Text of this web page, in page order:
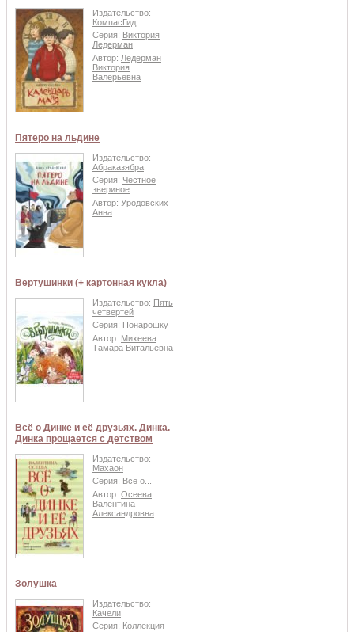
Издательство:
КомпасГид
Серия: Виктория
Ледерман
Автор: Ледерман
Виктория
Валерьевна
Пятеро на льдине
Издательство:
Абраказябра
Серия: Честное
звериное
Автор: Уродовских
Анна
Вертушинки (+ картонная кукла)
Издательство: Пять
четвертей
Серия: Понарошку
Автор: Михеева
Тамара Витальевна
Всё о Динке и её друзьях. Динка.
Динка прощается с детством
Издательство:
Махаон
Серия: Всё о...
Автор: Осеева
Валентина
Александровна
Золушка
Издательство:
Качели
Серия: Коллекция